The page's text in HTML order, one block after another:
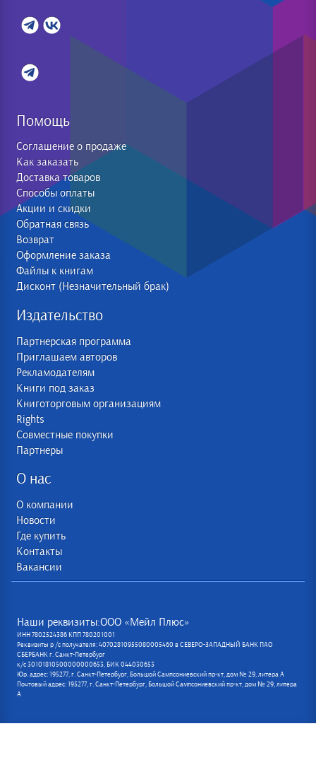
Помощь
Соглашение о продаже
Как заказать
Доставка товаров
Способы оплаты
Акции и скидки
Обратная связь
Возврат
Оформление заказа
Файлы к книгам
Дисконт (Незначительный брак)
Издательство
Партнерская программа
Приглашаем авторов
Рекламодателям
Книги под заказ
Книготорговым организациям
Rights
Совместные покупки
Партнеры
О нас
О компании
Новости
Где купить
Контакты
Вакансии
Наши реквизиты:ООО «Мейл Плюс»
ИНН 7802524386 КПП 780201001
Реквизиты р /с получателя: 40702810955080005460 в СЕВЕРО-ЗАПАДНЫЙ БАНК ПАО
СБЕРБАНК г. Санкт-Петербург
к/с 30101810500000000653, БИК 044030653
Юр. адрес: 195277, г. Санкт-Петербург, Большой Сампсониевский пр-кт, дом № 29, литера А
Почтовый адрес: 195277, г. Санкт-Петербург, Большой Сампсониевский пр-кт, дом № 29, литера
А